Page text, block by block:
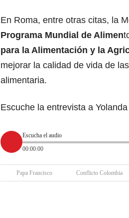
En Roma, entre otras citas, la
Programa Mundial de Alimen
para la Alimentación y la
mejorar la calidad de vida de
alimentaria.
Escuche la entrevista a
Escucha el audio
00:00:00
Papa Francisco Conflicto Colombia